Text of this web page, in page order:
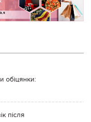
обіцянки:
після